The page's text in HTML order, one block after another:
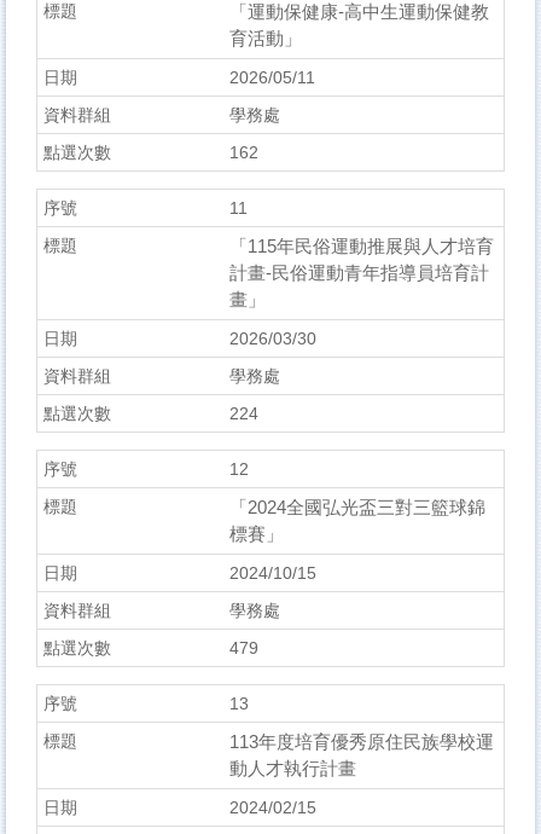
「運動保健康-高中生運動保健教
育活動」
2026/05/11
學務處
162
11
「115年民俗運動推展與人才培育
計畫-民俗運動青年指導員培育計
畫」
2026/03/30
學務處
224
12
「2024全國弘光盃三對三籃球錦
標賽」
2024/10/15
學務處
479
13
113年度培育優秀原住民族學校運
動人才執行計畫
2024/02/15